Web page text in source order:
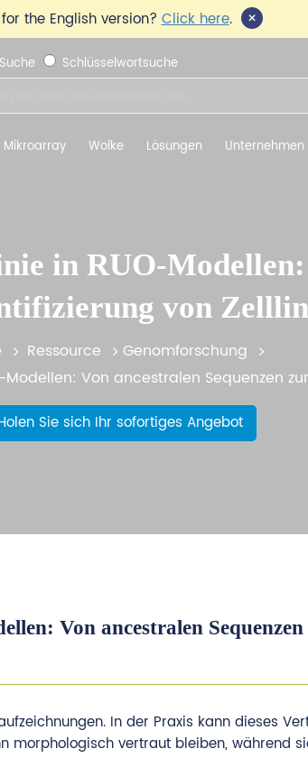
the English version?Click here. ×
Schlüsselwortsuche
Mikroarray Wolke Lösungen Unternehmen
in RUO-Modellen:
von
Ressource
Genomforschung
Von ancestralen Sequenzen
Sie sich Ihr sofortiges Angebot
Von ancestralen
In der Praxis kann dieses
morphologisch vertraut bleiben, während